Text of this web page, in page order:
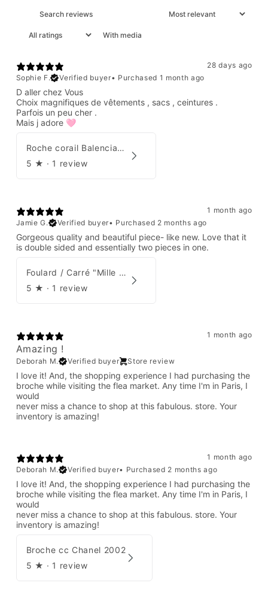
With media
28 days ago
Sophie F.
Verified buyer• Purchased 1 month ago
D aller chez Vous
Choix magnifiques de vêtements , sacs , ceintures .
Parfois un peu cher .
Mais j adore 🩷
Roche corail Balenciaga 2006
5 ★ · 1 review
1 month ago
Jamie G.
Verified buyer• Purchased 2 months ago
Gorgeous quality and beautiful piece- like new. Love that it
is double sided and essentially two pieces in one.
Foulard / Carré "Mille Feuilles de Soie" Hermès par Natsuno Hidaka
5 ★ · 1 review
1 month ago
Amazing !
Deborah M. Verified buyer Store review
I love it! And, the shopping experience I had purchasing the
broche while visiting the flea market. Any time I'm in Paris, I
would
never miss a chance to shop at this fabulous. store. Your
inventory is amazing!
1 month ago
Deborah M.
Verified buyer• Purchased 2 months ago
I love it! And, the shopping experience I had purchasing the
broche while visiting the flea market. Any time I'm in Paris, I
would
never miss a chance to shop at this fabulous. store. Your
inventory is amazing!
Broche cc Chanel 2002
5 ★ · 1 review